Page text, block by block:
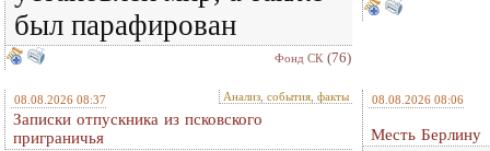
был парафирован
Фонд СК (76)
08.08.2026 08:37 Анализ, события, факты
Записки отпускника из псковского
приграничья
08.08.2026 08:06
Месть Берлину